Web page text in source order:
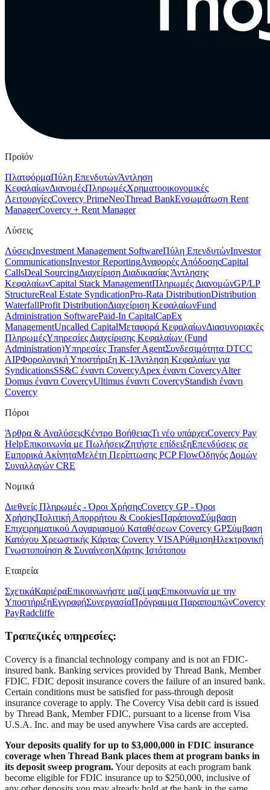
Προϊόν
ΠλατφόρμαΠύλη ΕπενδυτώνΆντληση
ΚεφαλαίωνΔιανομέςΠληρωμέςΧρηματοοικονομικές
ΛειτουργίεςCovercy PrimeNeoThread BankΕνσωμάτωση Rent
ManagerCovercy + Rent Manager
Λύσεις
ΛύσειςInvestment Management SoftwareΠύλη ΕπενδυτώνInvestor
CommunicationsInvestor ReportingΑναφορές ΑπόδοσηςCapital
CallsDeal SourcingΔιαχείριση Διαδικασίας Άντλησης
ΚεφαλαίωνCapital Stack ManagementΠληρωμές ΔιανομώνGP/LP
StructureReal Estate SyndicationPro-Rata DistributionDistribution
WaterfallProfit DistributionΔιαχείριση ΚεφαλαίωνFund
Administration SoftwarePaid-In CapitalCapEx
ManagementUncalled CapitalΜεταφορά ΚεφαλαίωνΔιασυνοριακές
ΠληρωμέςΥπηρεσίες Διαχείρισης Κεφαλαίων (Fund
Administration)Υπηρεσίες Transfer AgentΣυνδεσιμότητα DTCC
AIPΦορολογική Υποστήριξη K-1 Άντληση Κεφαλαίων για
SyndicationsSS&C έναντι CovercyApex έναντι CovercyAlter
Domus έναντι CovercyUltimus έναντι CovercyStandish έναντι
Covercy
Πόροι
Άρθρα & ΑναλύσειςΚέντρο ΒοήθειαςΤι νέο υπάρχειCovercy Pay
HelpΕπικοινωνία με ΠωλήσειςΖητήστε επίδειξηΕπενδύσεις σε
Εμπορικά ΑκίνηταΜελέτη Περίπτωσης PCP FlowΟδηγός Δομών
Συναλλαγών CRE
Νομικά
Διεθνείς Πληρωμές - Όροι ΧρήσηςCovercy GP - Όροι
ΧρήσηςΠολιτική Απορρήτου & CookiesΠαράποναΣύμβαση
Επιχειρηματικού Λογαριασμού Καταθέσεων Covercy GPΣύμβαση
Κατόχου Χρεωστικής Κάρτας Covercy VISAΡύθμισηΗλεκτρονική
Γνωστοποίηση & ΣυναίνεσηΧάρτης Ιστότοπου
Εταιρεία
ΣχετικάΚαριέραΕπικοινωνήστε μαζί μαςΕπικοινωνία με την
ΥποστήριξηΕγγραφήΣυνεργασίαΠρόγραμμα ΠαραπομπώνCovercy
PayRadcliffe
Τραπεζικές υπηρεσίες:
Covercy is a financial technology company and is not an FDIC-
insured bank. Banking services provided by Thread Bank, Member
FDIC. FDIC deposit insurance covers the failure of an insured bank.
Certain conditions must be satisfied for pass-through deposit
insurance coverage to apply. The Covercy Visa debit card is issued
by Thread Bank, Member FDIC, pursuant to a license from Visa
U.S.A. Inc. and may be used anywhere Visa cards are accepted.
Your deposits qualify for up to $3,000,000 in FDIC insurance
coverage when Thread Bank places them at program banks in
its deposit sweep program.Your deposits at each program bank
become eligible for FDIC insurance up to $250,000, inclusive of